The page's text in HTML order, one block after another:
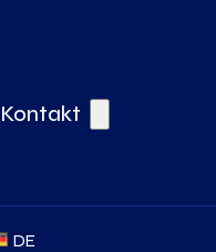
Kontakt
DE